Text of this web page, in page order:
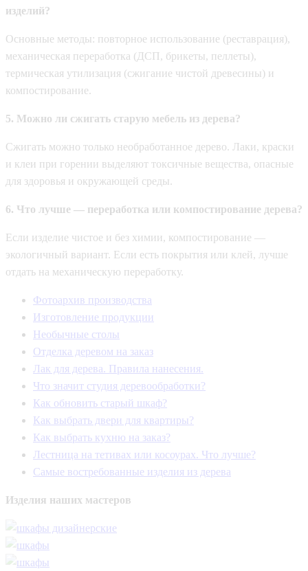
изделий?
Основные методы: повторное использование (реставрация),
механическая переработка (ДСП, брикеты, пеллеты),
термическая утилизация (сжигание чистой древесины) и
компостирование.
5. Можно ли сжигать старую мебель из дерева?
Сжигать можно только необработанное дерево. Лаки, краски
и клеи при горении выделяют токсичные вещества, опасные
для здоровья и окружающей среды.
6. Что лучше — переработка или компостирование дерева?
Если изделие чистое и без химии, компостирование —
экологичный вариант. Если есть покрытия или клей, лучше
отдать на механическую переработку.
Фотоархив производства
Изготовление продукции
Необычные столы
Отделка деревом на заказ
Лак для дерева. Правила нанесения.
Что значит студия деревообработки?
Как обновить старый шкаф?
Как выбрать двери для квартиры?
Как выбрать кухню на заказ?
Лестница на тетивах или косоурах. Что лучше?
Самые востребованные изделия из дерева
Изделия наших мастеров